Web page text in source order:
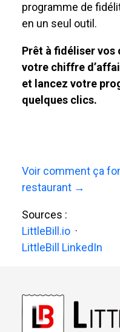
programme de
en un seul outil.
Prêt à fidéliser vos
votre chiffre
et lancez votre
quelques clics.
Voir comment ça
restaurant →
Sources :
LittleBill.io ·
LittleBill LinkedIn